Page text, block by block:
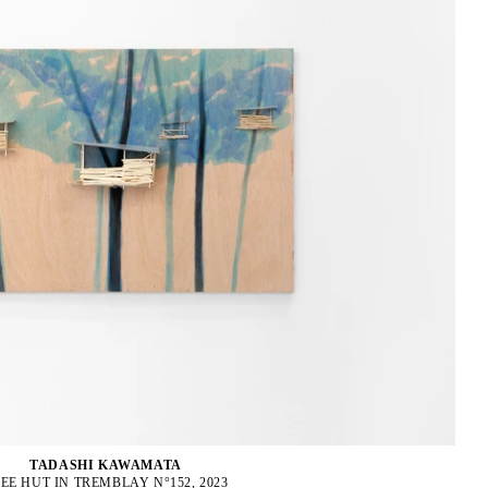
TADASHI KAWAMATA
HUT IN TREMBLAY N°152, 2023